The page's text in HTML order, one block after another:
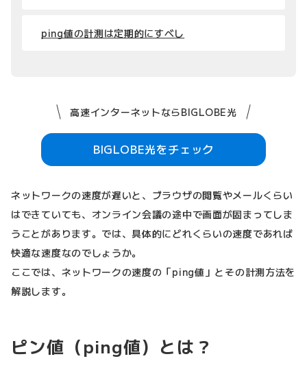
ping値の計測は定期的にすべし
高速インターネットならBIGLOBE光
BIGLOBE光をチェック
ネットワークの速度が遅いと、ブラウザの閲覧やメールくらい
はできていても、オンライン会議の途中で画面が固まってしま
うことがあります。では、具体的にどれくらいの速度であれば
快適な速度なのでしょうか。
ここでは、ネットワークの速度の「ping値」とその計測方法を
解説します。
ピン値（ping値）とは？